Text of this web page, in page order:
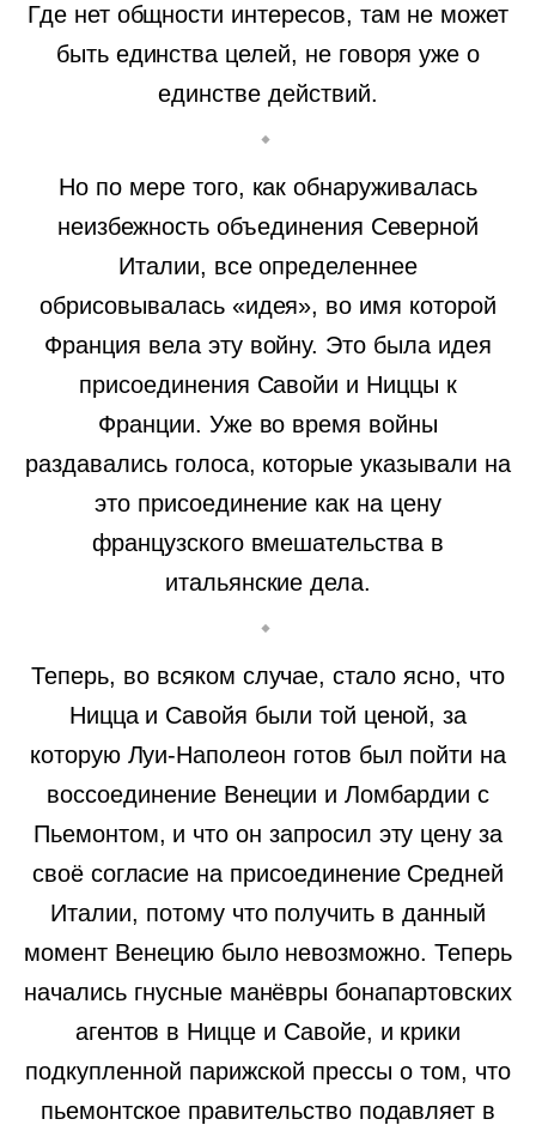
Где нет общности интересов, там не может
быть единства целей, не говоря уже о
единстве действий.
Но по мере того, как обнаруживалась
неизбежность объединения Северной
Италии, все определеннее
обрисовывалась «идея», во имя которой
Франция вела эту войну. Это была идея
присоединения Савойи и Ниццы к
Франции. Уже во время войны
раздавались голоса, которые указывали на
это присоединение как на цену
французского вмешательства в
итальянские дела.
Теперь, во всяком случае, стало ясно, что
Ницца и Савойя были той ценой, за
которую Луи-Наполеон готов был пойти на
воссоединение Венеции и Ломбардии с
Пьемонтом, и что он запросил эту цену за
своё согласие на присоединение Средней
Италии, потому что получить в данный
момент Венецию было невозможно. Теперь
начались гнусные манёвры бонапартовских
агентов в Ницце и Савойе, и крики
подкупленной парижской прессы о том, что
пьемонтское правительство подавляет в